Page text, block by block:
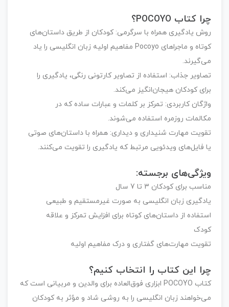
چرا کتابPOCOYO؟
روش یادگیری همراه با سرگرمی: کودکان از طریق داستان‌های
کوتاه و ماجراهای Pocoyo مفاهیم اولیه زبان انگلیسی را یاد
می‌گیرند.
تصاویر جذاب : استفاده از تصاویر کارتونی رنگی، یادگیری را
برای کودکان هیجان‌انگیز می‌کند.
واژگان کاربردی: تمرکز بر کلمات و عبارات ساده که در
مکالمات روزمره استفاده می‌شوند.
تقویت مهارت شنیداری و دیداری: همراه با داستان‌های صوتی
یا فایل‌های ویدئویی مرتبط که یادگیری را تقویت می‌کنند.
ویژگی‌های برجسته:
مناسب برای کودکان 3 تا 7 سال
یادگیری زبان انگلیسی به صورت غیرمستقیم و طبیعی
استفاده از داستان‌های کوتاه برای افزایش تمرکز و علاقه
تقویت مهارت‌های گفتاری و درک مفاهیم اولیه
چرا این کتاب را انتخاب کنیم؟
کتابPOCOYOابزاری فوق‌العاده برای والدین و مربیانی است که
می‌خواهند زبان انگلیسی را به روشی شاد و مؤثر به کودکان